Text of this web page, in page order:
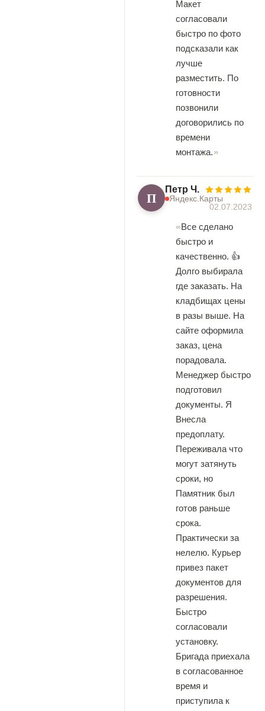
Макет
согласовали
быстро по фото
подсказали как
лучше
разместить. По
готовности
позвонили
договорились по
времени
монтажа.
П Петр Ч.
Яндекс.Карты
02.07.2023
Все сделано
быстро и
качественно. 👍
Долго выбирала
где заказать. На
кладбищах цены
в разы выше. На
сайте оформила
заказ, цена
порадовала.
Менеджер быстро
подготовил
документы. Я
Внесла
предоплату.
Переживала что
могут затянуть
сроки, но
Памятник был
готов раньше
срока.
Практически за
нелелю. Курьер
привез пакет
документов для
разрешения.
Быстро
согласовали
установку.
Бригада приехала
в согласованное
время и
приступила к